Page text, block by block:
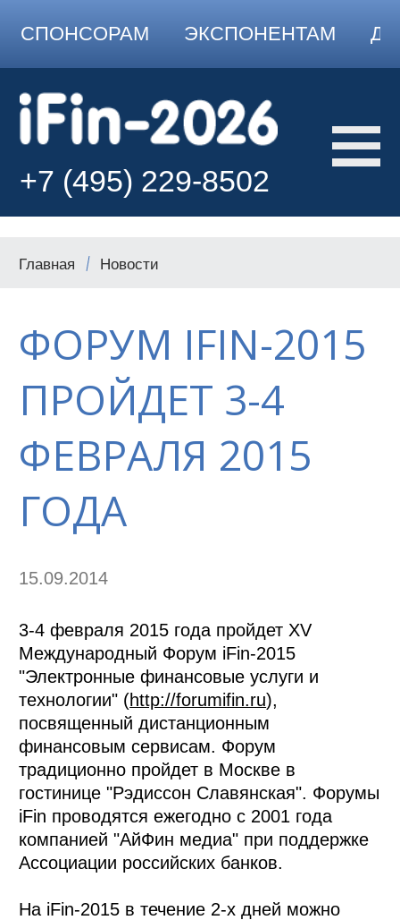
СПОНСОРАМ ЭКСПОНЕНТАМ
+7 (495) 229-8502
Главная Новости
ФОРУМ IFIN-2015
ПРОЙДЕТ 3-4
ФЕВРАЛЯ 2015
ГОДА
15.09.2014
3-4 февраля 2015 года пройдет XV
Международный Форум iFin-2015
"Электронные финансовые услуги и
технологии" (http://forumifin.ru),
посвященный дистанционным
финансовым сервисам. Форум
традиционно пройдет в Москве в
гостинице "Рэдиссон Славянская". Форумы
iFin проводятся ежегодно с 2001 года
компанией "АйФин медиа" при поддержке
Ассоциации российских банков.
На iFin-2015 в течение 2-х дней можно